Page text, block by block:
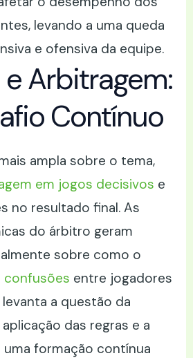
levando a uma queda
e ofensiva da equipe.
Arbitragem:
Contínuo
ampla sobre o tema,
em jogos decisivos e
no resultado final. As
do árbitro geram
sobre como o
confusões entre jogadores
a questão da
das regras e a
formação contínua